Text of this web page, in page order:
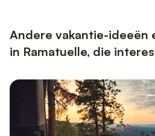
Andere vakantie-ideeën
in Ramatuelle, die